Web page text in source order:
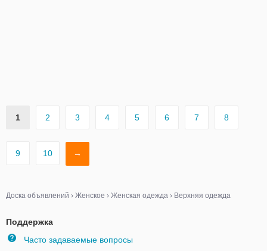
1 2 3 4 5 6 7 8
9 10 →
Доска объявлений › Женское › Женская одежда › Верхняя одежда
Поддержка
Часто задаваемые вопросы